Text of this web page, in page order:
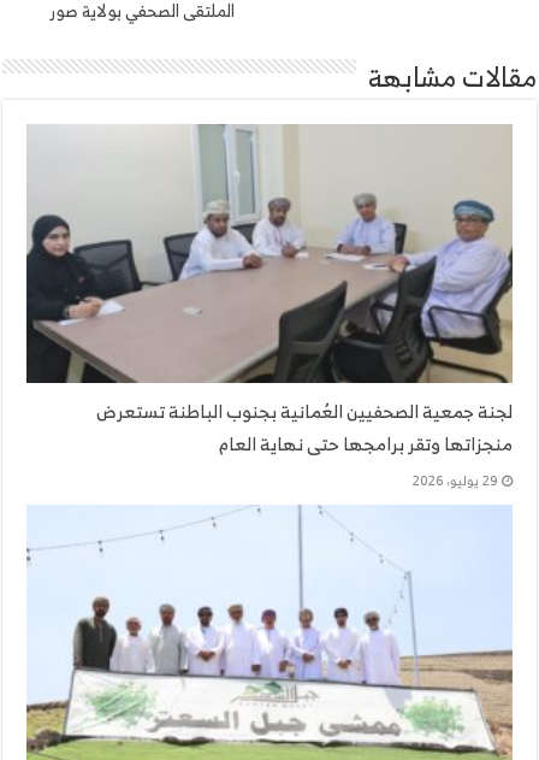
الملتقى الصحفي بولاية صور
مقالات مشابهة
لجنة جمعية الصحفيين العُمانية بجنوب الباطنة تستعرض
منجزاتها وتقر برامجها حتى نهاية العام
29 يوليو، 2026